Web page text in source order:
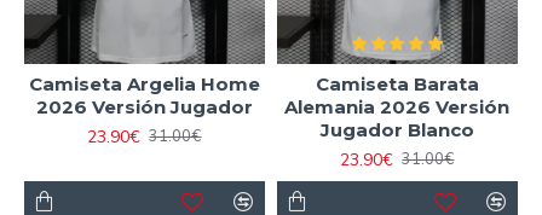
Camiseta Argelia Home
2026 Versión Jugador
23.90€ 31.00€
Camiseta Barata
Alemania 2026 Versión
Jugador Blanco
23.90€ 31.00€